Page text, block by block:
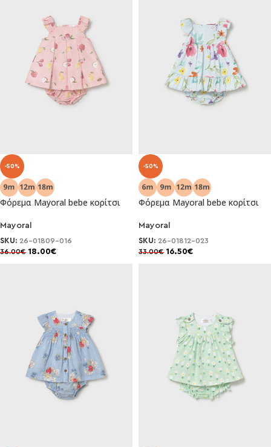
-50%
Φόρεμα Mayoral bebe κορίτσι
Mayoral
SKU: 26-01809-016
36.00€ 18.00€
-50%
Φόρεμα Mayoral bebe κορίτσι
Mayoral
SKU: 26-01812-023
33.00€ 16.50€